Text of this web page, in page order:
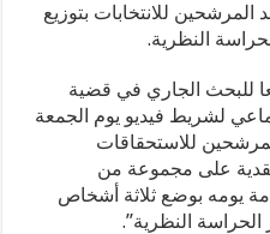
للانتخابات بتوزيع
النظرية.
للبحث الجاري في قضية
لشريط فيديو يوم الجمعة
أحد المرشحين للاستحقاقات
على مجموعة من
يومه بوضع ثلاثة أشخاص
النظرية”.